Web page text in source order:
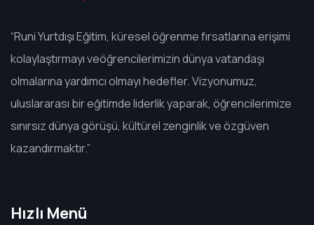
“Runi Yurtdışı Eğitim, küresel öğrenme fırsatlarına erişimi
kolaylaştırmayı veöğrencilerimizin dünya vatandaşı
olmalarına yardımcı olmayı hedefler. Vizyonumuz,
uluslararası bir eğitimde liderlik yaparak, öğrencilerimize
sınırsız dünya görüşü, kültürel zenginlik ve özgüven
kazandırmaktır.”
Hızlı Menü